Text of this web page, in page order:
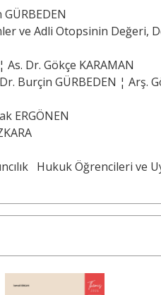
ve Adli Otopsinin Değeri,
Dr. Gökçe KARAMAN
Burçin GÜRBEDEN ¦ Arş.
ERGÖNEN
Hukuk Öğrencileri ve